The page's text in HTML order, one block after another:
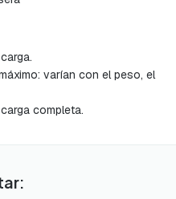
varían con el peso, el
completa.